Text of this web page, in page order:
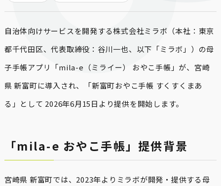
自治体向けサービスを開発する株式会社ミラボ（本社：東京
都千代田区、代表取締役：谷川一也、以下「ミラボ」）の母
子手帳アプリ「mila-e（ミライー） おやこ手帳」が、宮崎
県 新富町に導入され、「新富町おやこ手帳 すくすくまあ
る」として 2026年6月15日より提供を開始します。
「mila-e おやこ手帳」提供背景
宮崎県 新富町では、2023年よりミラボが開発・提供する母